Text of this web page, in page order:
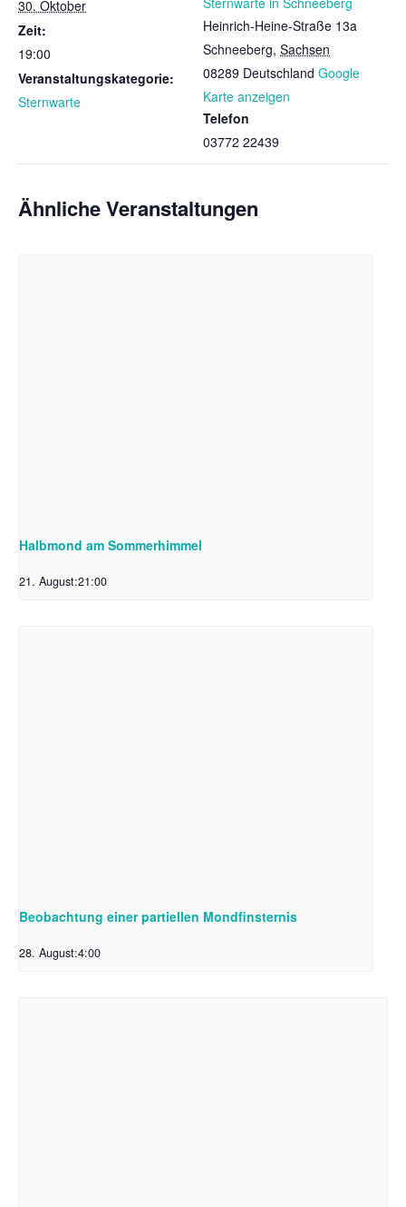
30. Oktober
Zeit:
19:00
Veranstaltungskategorie:
Sternwarte
Heinrich-Heine-Straße 13a
Schneeberg, Sachsen
08289 Deutschland Google
Karte anzeigen
Telefon
03772 22439
Ähnliche Veranstaltungen
Halbmond am Sommerhimmel
21. August:21:00
Beobachtung einer partiellen Mondfinsternis
28. August:4:00